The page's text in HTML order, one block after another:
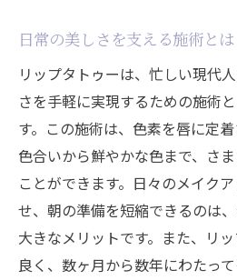
日常の美しさを支える施術とは
リップタトゥーは、忙しい現代
さを手軽に実現するための施術
す。この施術は、色素を唇に定
色合いから鮮やかな色まで、さ
ことができます。日々のメイク
せ、朝の準備を短縮できるのは
大きなメリットです。また、リ
良く、数ヶ月から数年にわたっ